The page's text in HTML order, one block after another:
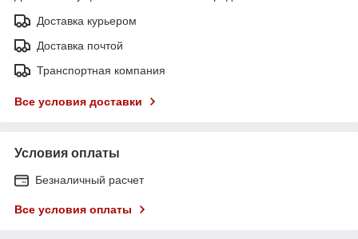
Доставка курьером
Доставка почтой
Транспортная компания
Все условия доставки
Условия оплаты
Безналичный расчет
Все условия оплаты